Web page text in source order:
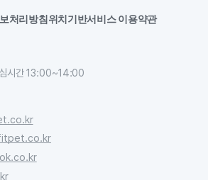
처리방침위치기반서비스 이용약관
시간 13:00~14:00